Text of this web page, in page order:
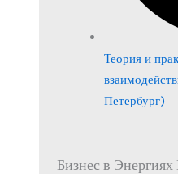
Теория и
Петербург)
Бизнес в